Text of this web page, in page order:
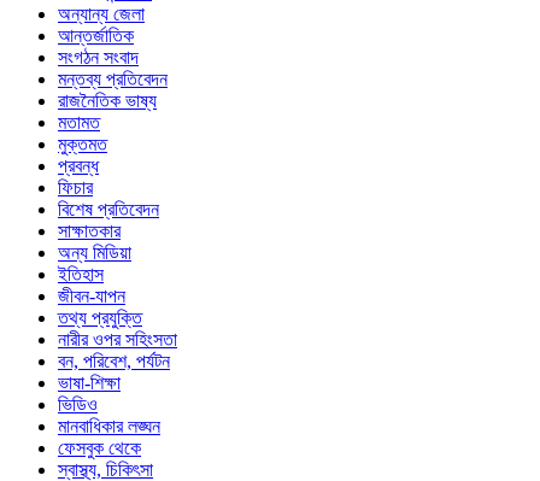
অন্যান্য জেলা
আন্তর্জাতিক
সংগঠন সংবাদ
মন্তব্য প্রতিবেদন
রাজনৈতিক ভাষ্য
মতামত
মুক্তমত
প্রবন্ধ
ফিচার
বিশেষ প্রতিবেদন
সাক্ষাতকার
অন্য মিডিয়া
ইতিহাস
জীবন-যাপন
তথ্য প্রযুক্তি
নারীর ওপর সহিংসতা
বন, পরিবেশ, পর্যটন
ভাষা-শিক্ষা
ভিডিও
মানবাধিকার লঙ্ঘন
ফেসবুক থেকে
স্বাস্থ্য, চিকিৎসা